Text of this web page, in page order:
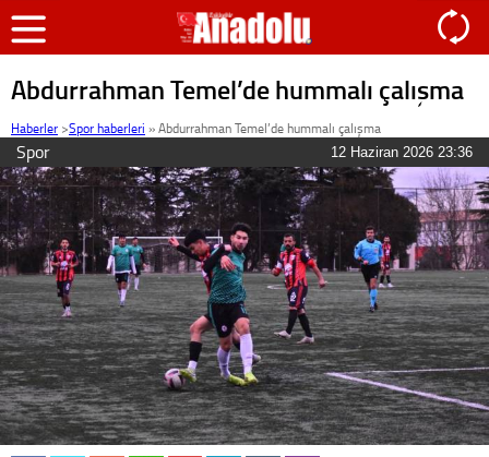
Abdurrahman Temel’de hummalı çalışma
Haberler >Spor haberleri »Abdurrahman Temel’de hummalı çalışma
Spor 12 Haziran 2026 23:36